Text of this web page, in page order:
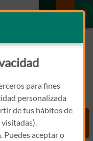
para fines
personalizada
de tus hábitos de
Puedes aceptar o